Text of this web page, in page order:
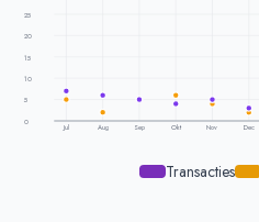
25
20
15
10
5
0
Jul Aug Sep Okt Nov Dec
Transacties